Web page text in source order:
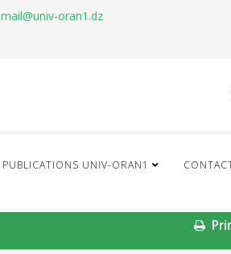
mail@univ-oran1.dz
PUBLICATIONS UNIV-ORAN1